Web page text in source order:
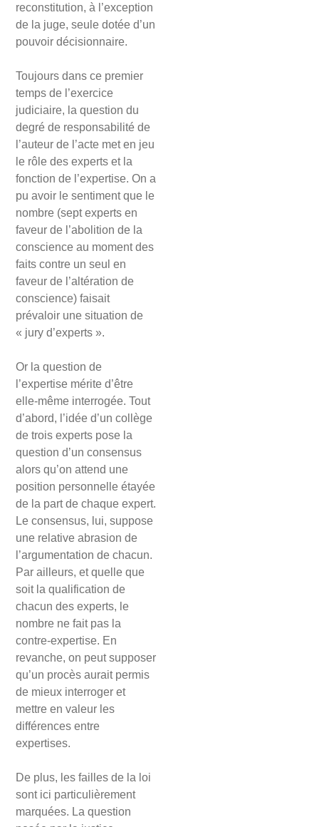
reconstitution, à l’exception
de la juge, seule dotée d’un
pouvoir décisionnaire.
Toujours dans ce premier
temps de l’exercice
judiciaire, la question du
degré de responsabilité de
l’auteur de l’acte met en jeu
le rôle des experts et la
fonction de l’expertise. On a
pu avoir le sentiment que le
nombre (sept experts en
faveur de l’abolition de la
conscience au moment des
faits contre un seul en
faveur de l’altération de
conscience) faisait
prévaloir une situation de
« jury d’experts ».
Or la question de
l’expertise mérite d’être
elle-même interrogée. Tout
d’abord, l’idée d’un collège
de trois experts pose la
question d’un consensus
alors qu’on attend une
position personnelle étayée
de la part de chaque expert.
Le consensus, lui, suppose
une relative abrasion de
l’argumentation de chacun.
Par ailleurs, et quelle que
soit la qualification de
chacun des experts, le
nombre ne fait pas la
contre-expertise. En
revanche, on peut supposer
qu’un procès aurait permis
de mieux interroger et
mettre en valeur les
différences entre
expertises.
De plus, les failles de la loi
sont ici particulièrement
marquées. La question